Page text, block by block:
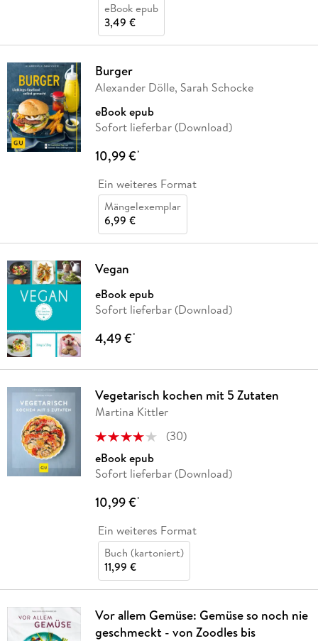
eBook epub
3,49 €
Burger
Alexander Dölle, Sarah Schocke
eBook epub
Sofort lieferbar (Download)
10,99 €*
Ein weiteres Format
Mängelexemplar
6,99 €
Vegan
eBook epub
Sofort lieferbar (Download)
4,49 €*
Vegetarisch kochen mit 5 Zutaten
Martina Kittler
(30)
eBook epub
Sofort lieferbar (Download)
10,99 €*
Ein weiteres Format
Buch (kartoniert)
11,99 €
Vor allem Gemüse: Gemüse so noch nie
geschmeckt - von Zoodles bis